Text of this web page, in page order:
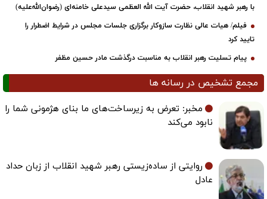
با رهبر شهید انقلاب، حضرت آیت‌ الله العظمی سیدعلی خامنه‌ای (رضوان‌الله‌علیه)
فیلم/ هیات عالی نظارت سازوکار برگزاری جلسات مجلس در شرایط اضطرار را
تایید کرد
پیام تسلیت رهبر انقلاب به مناسبت درگذشت مادر حسین مظفر
مجمع تشخیص در رسانه ها
مخبر: تعرض به زیرساخت‌های ما بنای هژمونی شما را
نابود می‌کند
روایتی از ساده‌زیستی رهبر شهید انقلاب از زبان حداد
عادل